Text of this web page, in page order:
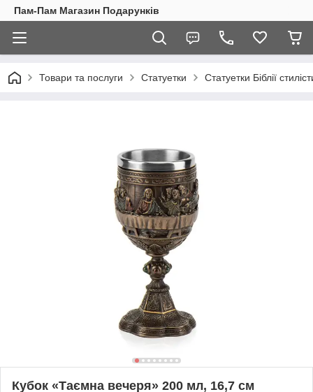
Пам-Пам Магазин Подарунків
Товари та послуги Статуетки Статуетки Біблії
Кубок «Таємна вечеря» 200 мл, 16,7 см